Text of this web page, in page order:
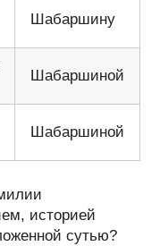
Шабаршину
Шабаршиной
Шабаршиной
историей
сутью?